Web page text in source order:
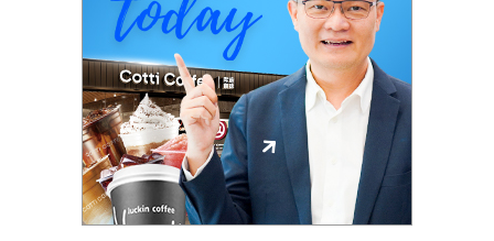
พร้อม
ทำเล
สำหรับ